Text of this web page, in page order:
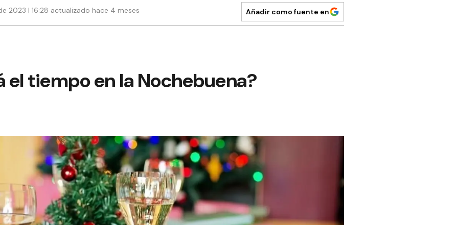
2023 | 16:28 actualizado hace 4 meses Añadir como fuente en
el tiempo en la Nochebuena?